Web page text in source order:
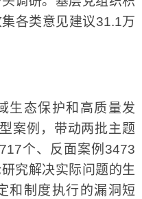
各类意见建议31.1万
态保护和高质量发
案例，带动两批主题
个、反面案例3473
究解决实际问题的生
和制度执行的漏洞短